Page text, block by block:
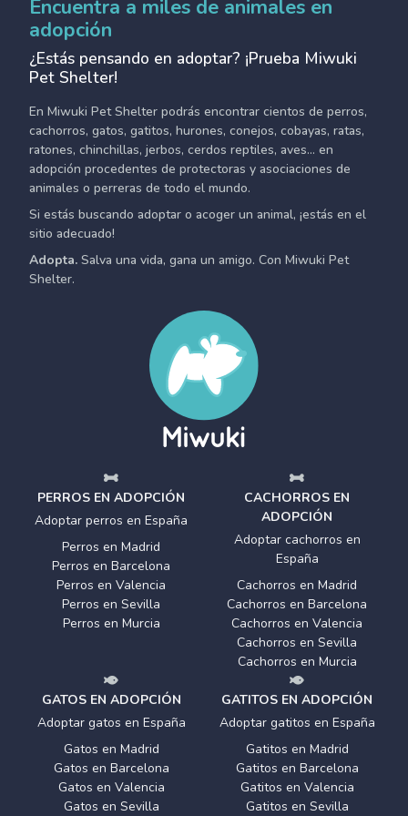
Encuentra a miles de animales en
adopción
¿Estás pensando en adoptar? ¡Prueba Miwuki
Pet Shelter!
En Miwuki Pet Shelter podrás encontrar cientos de perros,
cachorros, gatos, gatitos, hurones, conejos, cobayas, ratas,
ratones, chinchillas, jerbos, cerdos reptiles, aves... en
adopción procedentes de protectoras y asociaciones de
animales o perreras de todo el mundo.
Si estás buscando adoptar o acoger un animal, ¡estás en el
sitio adecuado!
Adopta. Salva una vida, gana un amigo. Con Miwuki Pet
Shelter.
PERROS EN ADOPCIÓN
Adoptar perros en España
Perros en Madrid
Perros en Barcelona
Perros en Valencia
Perros en Sevilla
Perros en Murcia
CACHORROS EN
ADOPCIÓN
Adoptar cachorros en
España
Cachorros en Madrid
Cachorros en Barcelona
Cachorros en Valencia
Cachorros en Sevilla
Cachorros en Murcia
GATOS EN ADOPCIÓN
Adoptar gatos en España
Gatos en Madrid
Gatos en Barcelona
Gatos en Valencia
Gatos en Sevilla
GATITOS EN ADOPCIÓN
Adoptar gatitos en España
Gatitos en Madrid
Gatitos en Barcelona
Gatitos en Valencia
Gatitos en Sevilla